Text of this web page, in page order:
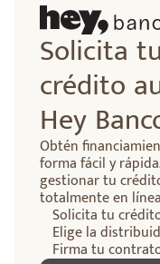
Solicita
crédito
Hey
Obtén
forma fácil y
gestionar tu
totalmente en
Solicita tu
Elige la
Firma tu